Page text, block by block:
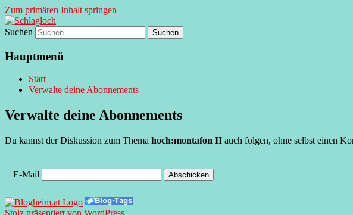
Zum primären Inhalt springen
Schlagloch
supersberger taggedanken
Suchen
Hauptmenü
Start
Verwalte deine Abonnements
Verwalte deine Abonnements
Du kannst der Diskussion zum Thema hoch:montafon II auch folgen, ohne selbst einen
E-Mail
Stolz präsentiert von WordPress